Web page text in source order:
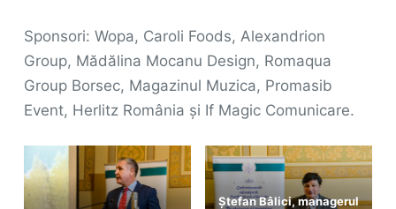
Sponsori: Wopa, Caroli Foods, Alexandrion
Group, Mădălina Mocanu Design, Romaqua
Group Borsec, Magazinul Muzica, Promasib
Event, Herlitz România și If Magic Comunicare.
Ștefan Bâlici, managerul